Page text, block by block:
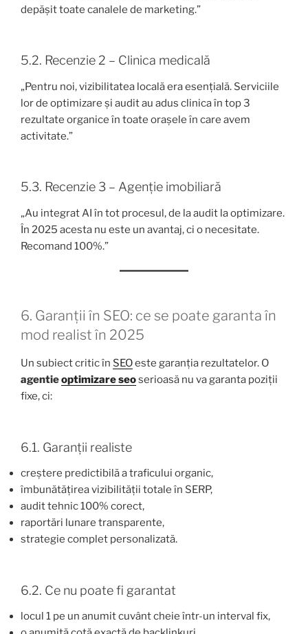
depășit toate canalele de marketing.”
5.2. Recenzie 2 – Clinica medicală
„Pentru noi, vizibilitatea locală era esențială. Serviciile
lor de optimizare și audit au adus clinica în top 3
rezultate organice în toate orașele în care avem
activitate.”
5.3. Recenzie 3 – Agenție imobiliară
„Au integrat AI în tot procesul, de la audit la optimizare.
În 2025 acesta nu este un avantaj, ci o necesitate.
Recomand 100%.”
6. Garanții în SEO: ce se poate garanta în
mod realist în 2025
Un subiect critic în SEOeste garanția rezultatelor. O
agentieoptimizare seoserioasă nu va garanta poziții
fixe, ci:
6.1. Garanții realiste
creștere predictibilă a traficului organic,
îmbunătățirea vizibilității totale în SERP,
audit tehnic 100% corect,
raportări lunare transparente,
strategie complet personalizată.
6.2. Ce nu poate fi garantat
locul 1 pe un anumit cuvânt cheie într-un interval fix,